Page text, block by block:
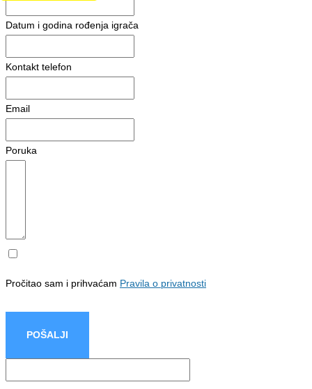
Datum i godina rođenja igrača
Kontakt telefon
Email
Poruka
Pročitao sam i prihvaćam Pravila o privatnosti
POŠALJI